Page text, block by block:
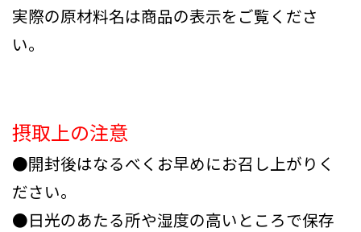
実際の原材料名は商品の表示をご覧くださ
い。
摂取上の注意
●開封後はなるべくお早めにお召し上がりく
ださい。
●日光のあたる所や湿度の高いところで保存